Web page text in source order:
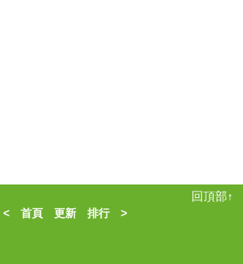
回頂部↑
< 首頁 更新 排行>